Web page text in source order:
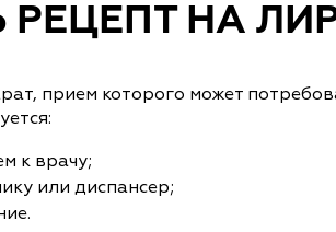
РЕЦЕПТ НА
прием которого может
к врачу;
или диспансер;